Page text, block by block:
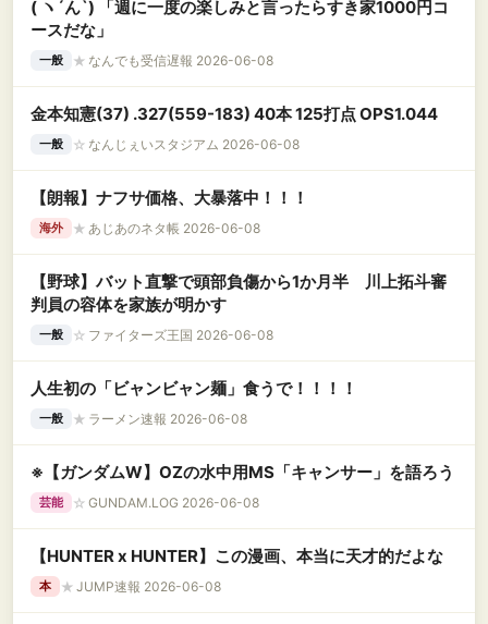
( ヽ´ん`) 「週に一度の楽しみと言ったらすき家1000円コ
ースだな」
一般 ★ なんでも受信遅報 2026-06-08
金本知憲(37) .327(559-183) 40本 125打点 OPS1.044
一般 ☆ なんじぇいスタジアム 2026-06-08
【朗報】ナフサ価格、大暴落中！！！
海外 ★ あじあのネタ帳 2026-06-08
【野球】バット直撃で頭部負傷から1か月半 川上拓斗審
判員の容体を家族が明かす
一般 ☆ ファイターズ王国 2026-06-08
人生初の「ビャンビャン麺」食うで！！！！
一般 ★ ラーメン速報 2026-06-08
※【ガンダムW】OZの水中用MS「キャンサー」を語ろう
芸能 ☆ GUNDAM.LOG 2026-06-08
【HUNTER x HUNTER】この漫画、本当に天才的だよな
本 ★ JUMP速報 2026-06-08